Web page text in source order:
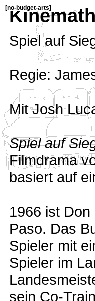
[no-budget-arts]
Spiel auf
Regie:
Mit Josh
Spiel auf
Filmdrama
basiert auf
1966 ist
Paso. Das
Spieler mit
Spieler im
sein Co-